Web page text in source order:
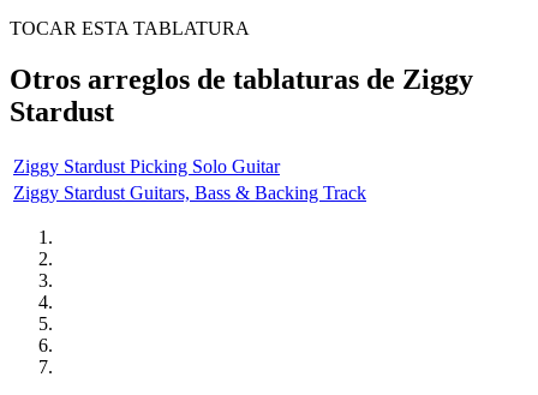
TOCAR ESTA TABLATURA
Otros arreglos de tablaturas de Ziggy
Stardust
Ziggy Stardust Picking Solo Guitar
Ziggy Stardust Guitars, Bass & Backing Track